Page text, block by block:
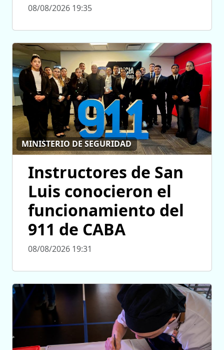
08/08/2026 19:35
MINISTERIO DE SEGURIDAD
Instructores de San
Luis conocieron el
funcionamiento del
911 de CABA
08/08/2026 19:31